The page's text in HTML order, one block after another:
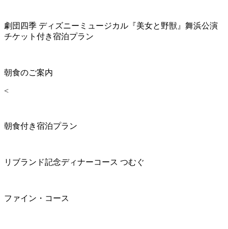
劇団四季 ディズニーミュージカル『美女と野獣』舞浜公演
チケット付き宿泊プラン
朝食のご案内
<
朝食付き宿泊プラン
リブランド記念ディナーコース つむぐ
ファイン・コース